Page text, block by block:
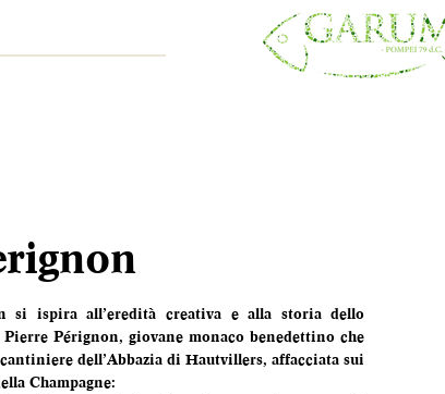
si ispira all’eredità creativa e alla storia dello
Pérignon, giovane monaco benedettino che
dell’Abbazia di Hautvillers, affacciata sui
Champagne: